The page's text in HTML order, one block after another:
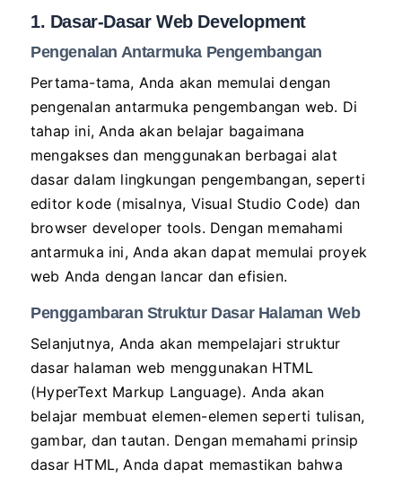
1. Dasar-Dasar Web Development
Pengenalan Antarmuka Pengembangan
Pertama-tama, Anda akan memulai dengan
pengenalan antarmuka pengembangan web. Di
tahap ini, Anda akan belajar bagaimana
mengakses dan menggunakan berbagai alat
dasar dalam lingkungan pengembangan, seperti
editor kode (misalnya, Visual Studio Code) dan
browser developer tools. Dengan memahami
antarmuka ini, Anda akan dapat memulai proyek
web Anda dengan lancar dan efisien.
Penggambaran Struktur Dasar Halaman Web
Selanjutnya, Anda akan mempelajari struktur
dasar halaman web menggunakan HTML
(HyperText Markup Language). Anda akan
belajar membuat elemen-elemen seperti tulisan,
gambar, dan tautan. Dengan memahami prinsip
dasar HTML, Anda dapat memastikan bahwa